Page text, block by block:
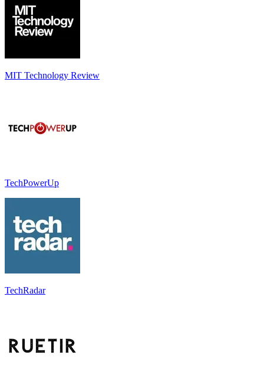
MIT Technology Review
TechPowerUp
TechRadar